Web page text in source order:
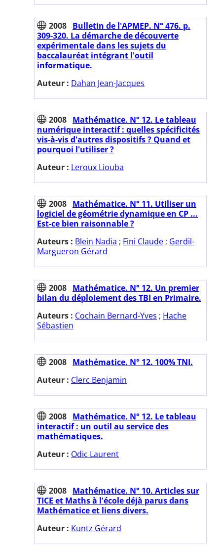
2008 Bulletin de l'APMEP. N° 476. p.
309-320. La démarche de découverte
expérimentale dans les sujets du
baccalauréat intégrant l'outil
informatique.
Auteur : Dahan Jean-Jacques
2008 Mathématice. N° 12. Le tableau
numérique interactif : quelles spécificités
vis-à-vis d'autres dispositifs ? Quand et
pourquoi l'utiliser ?
Auteur : Leroux Liouba
2008 Mathématice. N° 11. Utiliser un
logiciel de géométrie dynamique en CP ...
Est-ce bien raisonnable ?
Auteurs : Blein Nadia ; Fini Claude ; Gerdil-
Margueron Gérard
2008 Mathématice. N° 12. Un premier
bilan du déploiement des TBI en Primaire.
Auteurs : Cochain Bernard-Yves ; Hache
Sébastien
2008 Mathématice. N° 12. 100% TNI.
Auteur : Clerc Benjamin
2008 Mathématice. N° 12. Le tableau
interactif : un outil au service des
mathématiques.
Auteur : Odic Laurent
2008 Mathématice. N° 10. Articles sur
TICE et Maths à l'école déjà parus dans
Mathématice et liens divers.
Auteur : Kuntz Gérard